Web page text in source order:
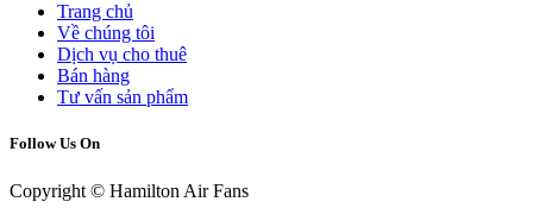
Trang chủ
Về chúng tôi
Dịch vụ cho thuê
Bán hàng
Tư vấn sản phẩm
Follow Us On
Copyright © Hamilton Air Fans